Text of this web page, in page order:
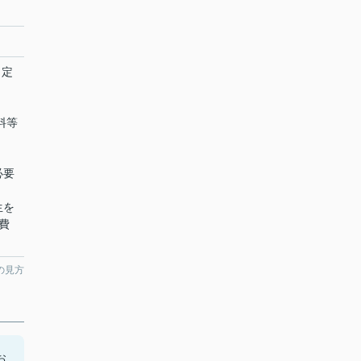
等
要
を
見方